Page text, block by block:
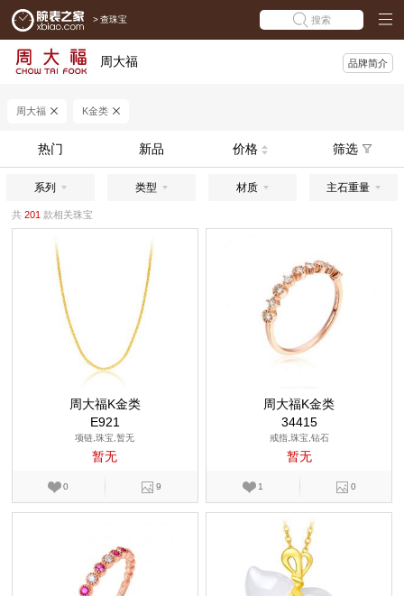
> 查珠宝 搜索
周大福 品牌简介
周大福 K金类
热门 新品 价格 筛选
系列 类型 材质 主石重量
共 201 款相关珠宝
周大福K金类
E921
项链,珠宝,暂无
暂无
0 9
周大福K金类
34415
戒指,珠宝,钻石
暂无
1 0